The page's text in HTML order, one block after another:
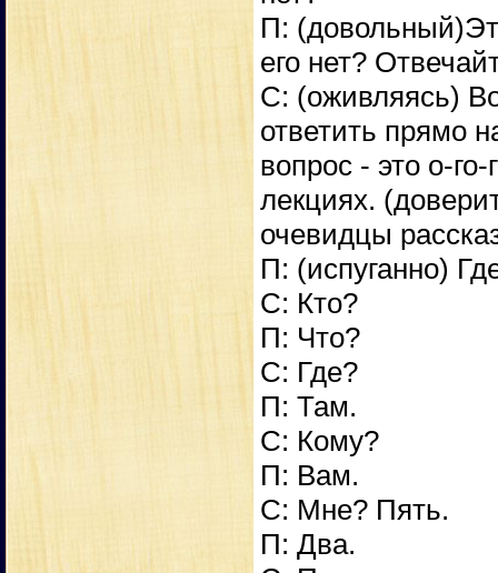
П:
его нет?
С: (оживляясь)
ответить прямо
вопрос - это о-
лекциях.
очевидцы
П: (испуганно)
С: Кто?
П: Что?
С: Где?
П: Там.
С: Кому?
П: Вам.
С: Мне? Пять.
П: Два.